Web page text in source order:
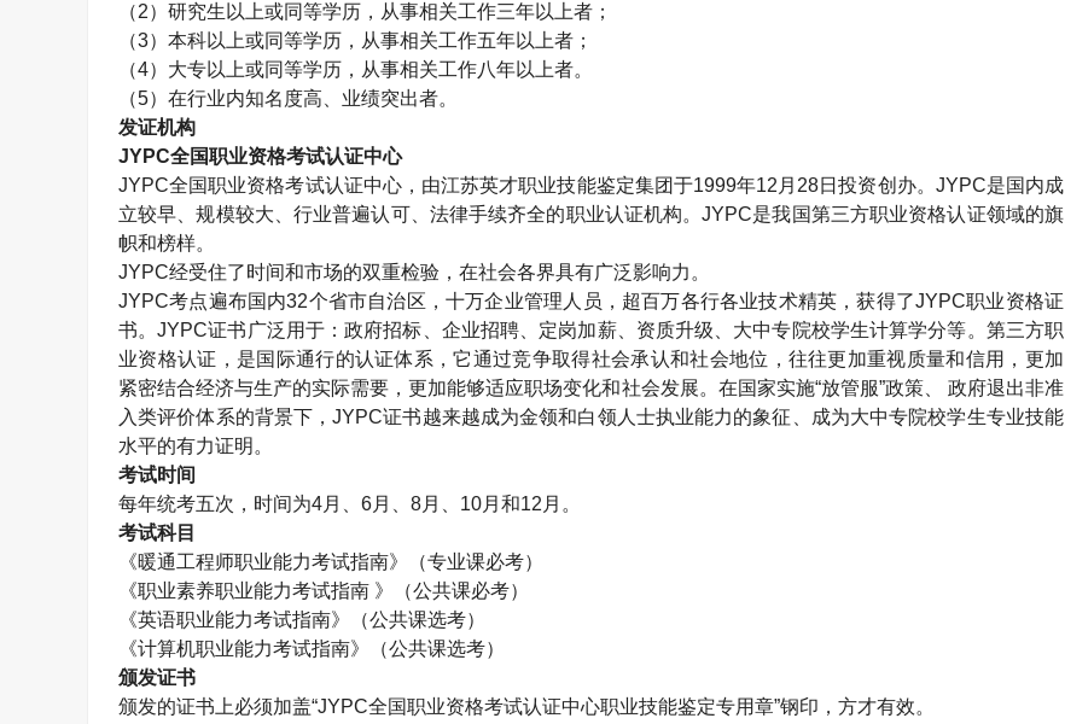
（2）研究生以上或同等学历，从事相关工作三年以上者；
（3）本科以上或同等学历，从事相关工作五年以上者；
（4）大专以上或同等学历，从事相关工作八年以上者。
（5）在行业内知名度高、业绩突出者。
发证机构
JYPC全国职业资格考试认证中心
JYPC全国职业资格考试认证中心，由江苏英才职业技能鉴定集团于1999年12 月 28日投资创办。 JYPC是国内成
立较早、规模较大、行业普遍认可、法律手续齐全的职业认证机构。JYPC是我国第三方职业资格认证领域的旗
帜和榜样。
JYPC经受住了时间和市场的双重检验，在社会各界具有广泛影响力。
JYPC考点遍布国内32个省市自治区，十万企业管理人员，超百万各行各业技术精英，获得了JYPC职业资格证
书。JYPC证书广泛用于：政府招标、企业招聘、定岗加薪、资质升级、大中专院校学生计算学分等。第三方职
业资格认证，是国际通行的认证体系，它通过竞争取得社会承认和社会地位，往往更加重视质量和信用，更加
紧密结合经济与生产的实际需要，更加能够适应职场变化和社会发展。在国家实施“放管服”政策、 政府退出非准
入类评价体系的背景下，JYPC证书越来越成为金领和白领人士执业能力的象征、成为大中专院校学生专业技能
水平的有力证明。
考试时间
每年统考五次，时间为4月、 6月、 8月、 10月和12 月。
考试科目
《暖通工程师职业能力考试指南》（专业课必考）
《职业素养职业能力考试指南 》（公共课必考）
《英语职业能力考试指南》（公共课选考）
《计算机职业能力考试指南》（公共课选考）
颁发证书
颁发的证书上必须加盖“JYPC全国职业资格考试认证中心职业技能鉴定专用章”钢印，方才有效。